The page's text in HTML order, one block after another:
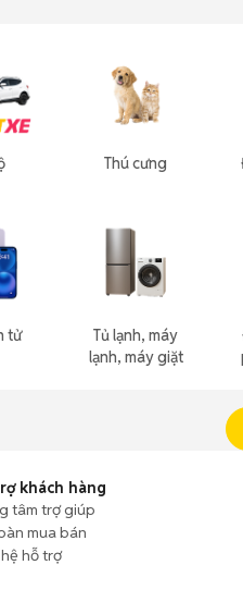
tử
Thú cưng
Tủ lạnh, máy
lạnh, máy giặt
khách hàng
tâm trợ giúp
mua bán
hỗ trợ